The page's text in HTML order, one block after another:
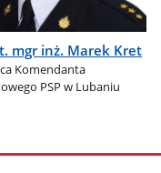
mgr inż. Marek Kret
Komendanta
PSP w Lubaniu